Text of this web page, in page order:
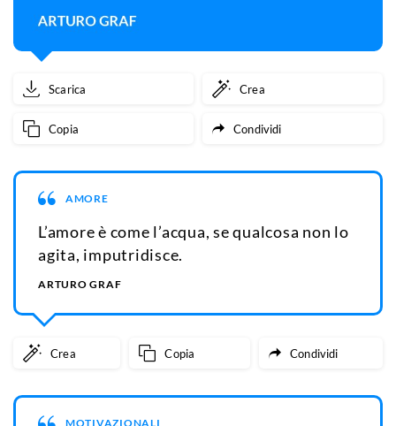
Scarica Crea
Copia Condividi
AMORE
L’amore è come l’acqua, se qualcosa non lo
agita, imputridisce.
ARTURO GRAF
Crea Copia Condividi
MOTIVAZIONALI